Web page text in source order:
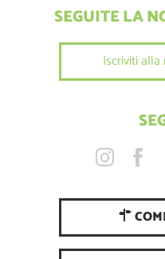
SEGUITE LA
Iscriviti